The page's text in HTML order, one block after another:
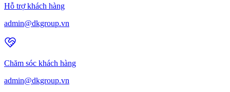
Hỗ trợ khách hàng
admin@dkgroup.vn
Chăm sóc khách hàng
admin@dkgroup.vn